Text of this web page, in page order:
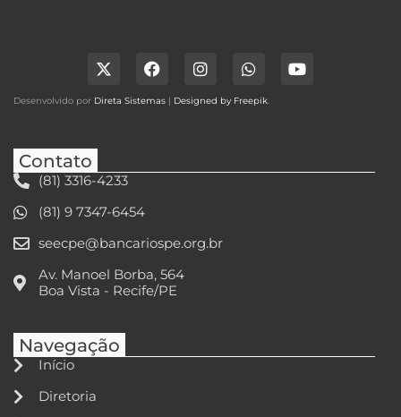
Desenvolvido por Direta Sistemas | Designed by Freepik.
Contato
(81) 3316-4233
(81) 9 7347-6454
seecpe@bancariospe.org.br
Av. Manoel Borba, 564
Boa Vista - Recife/PE
Navegação
Início
Diretoria